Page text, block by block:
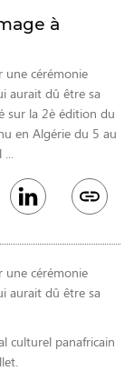
à
une cérémonie
aurait dû être sa
sur la 2è édition du
en Algérie du 5 au
une cérémonie
aurait dû être sa
culturel panafricain